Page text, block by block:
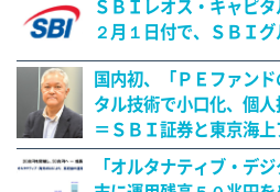
ＳＢＩレオス・キャピ
２月１日付で、ＳＢＩ
国内初、「ＰＥファン
タル技術で小口化、個
＝ＳＢＩ証券と東京海上
「オルタナティブ・デ